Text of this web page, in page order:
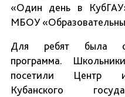
«Один день в
МБОУ
Для ребят была
программа.
посетили Центр
Кубанского